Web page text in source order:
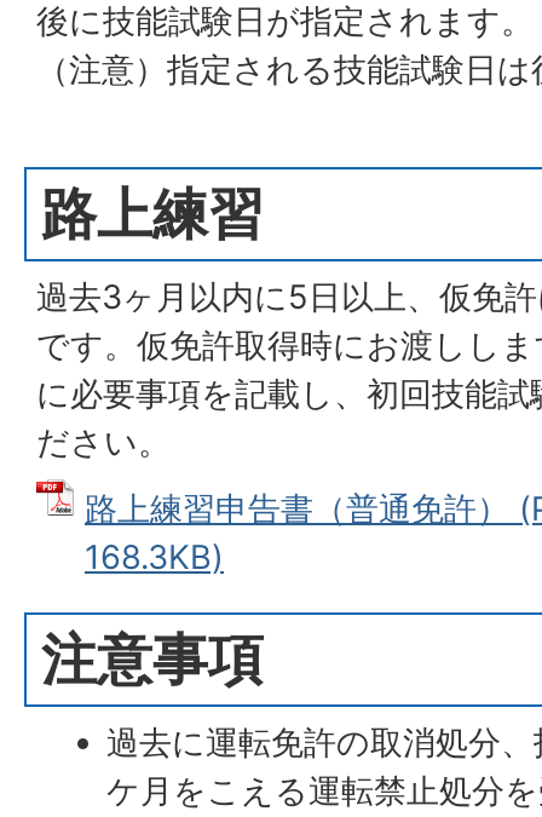
後に技能試験日が指定されます。
（注意）指定される技能試験日
路上練習
過去3ヶ月以内に5日以上、仮免
です。仮免許取得時にお渡しし
に必要事項を記載し、初回技能
ださい。
路上練習申告書（普通免許）
168.3KB)
注意事項
過去に運転免許の取消処分
ケ月をこえる運転禁止処分